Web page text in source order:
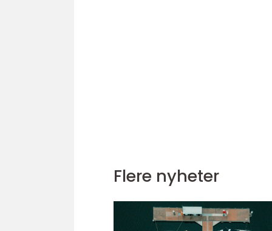
Flere nyheter